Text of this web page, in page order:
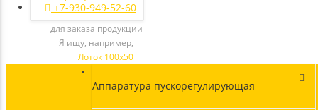
+7-930-949-52-60
для заказа продукции
Я ищу, например,
Лоток 100х50
Аппаратура пускорегулирующая